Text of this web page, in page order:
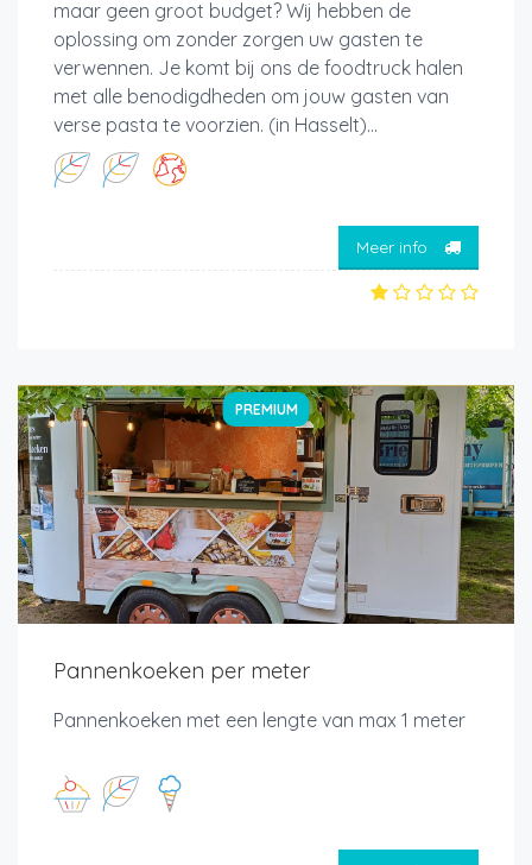
maar geen groot budget? Wij hebben de
oplossing om zonder zorgen uw gasten te
verwennen. Je komt bij ons de foodtruck halen
met alle benodigdheden om jouw gasten van
verse pasta te voorzien. (in Hasselt)...
Meer info
PREMIUM
Pannenkoeken per meter
Pannenkoeken met een lengte van max 1 meter